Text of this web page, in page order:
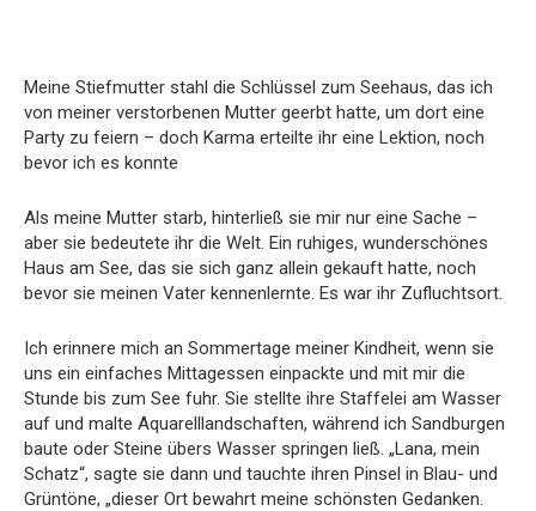
Meine Stiefmutter stahl die Schlüssel zum Seehaus, das ich
von meiner verstorbenen Mutter geerbt hatte, um dort eine
Party zu feiern – doch Karma erteilte ihr eine Lektion, noch
bevor ich es konnte
Als meine Mutter starb, hinterließ sie mir nur eine Sache –
aber sie bedeutete ihr die Welt. Ein ruhiges, wunderschönes
Haus am See, das sie sich ganz allein gekauft hatte, noch
bevor sie meinen Vater kennenlernte. Es war ihr Zufluchtsort.
Ich erinnere mich an Sommertage meiner Kindheit, wenn sie
uns ein einfaches Mittagessen einpackte und mit mir die
Stunde bis zum See fuhr. Sie stellte ihre Staffelei am Wasser
auf und malte Aquarelllandschaften, während ich Sandburgen
baute oder Steine übers Wasser springen ließ. „Lana, mein
Schatz“, sagte sie dann und tauchte ihren Pinsel in Blau- und
Grüntöne, „dieser Ort bewahrt meine schönsten Gedanken.